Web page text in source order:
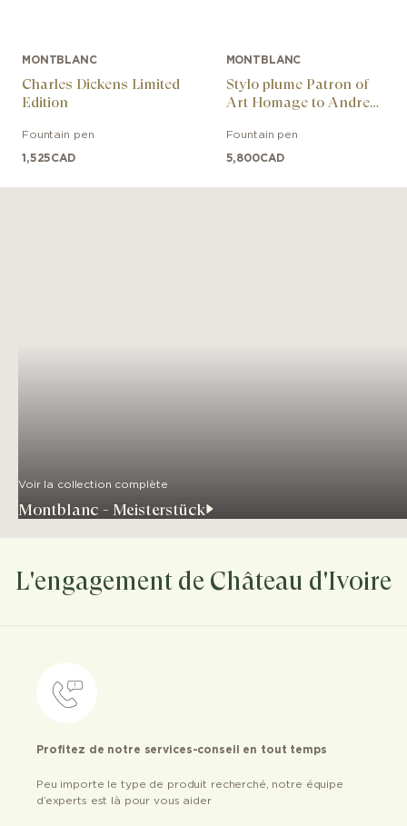
MONTBLANC
Charles Dickens Limited
Edition
Fountain pen
1,525CAD
MONTBLANC
Stylo plume Patron of
Art Homage to Andrew
Edition 4810
Fountain pen
5,800CAD
Voir la collection complète
Montblanc - Meisterstück
L'engagement de Château d'Ivoire
Profitez de notre services-conseil en tout temps
Peu importe le type de produit recherché, notre équipe
d’experts est là pour vous aider